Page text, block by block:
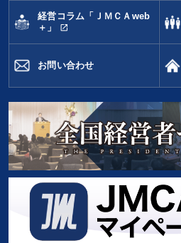
経営コラム「ＪＭＣＡweb
＋」
open_in_new
お問い合わせ